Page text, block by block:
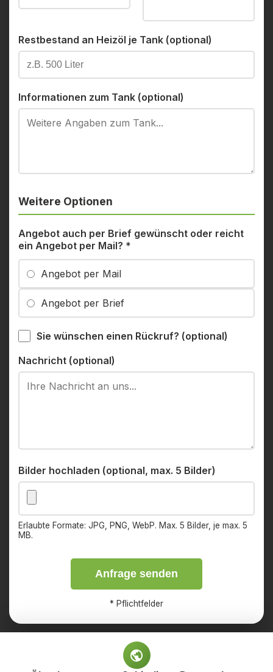
Restbestand an Heizöl je Tank (optional)
Informationen zum Tank (optional)
Weitere Optionen
Angebot auch per Brief gewünscht oder reicht
ein Angebot per Mail? *
Angebot per Mail
Angebot per Brief
Sie wünschen einen Rückruf? (optional)
Nachricht (optional)
Bilder hochladen (optional, max. 5 Bilder)
Erlaubte Formate: JPG, PNG, WebP. Max. 5 Bilder, je max. 5
MB.
Anfrage senden
* Pflichtfelder